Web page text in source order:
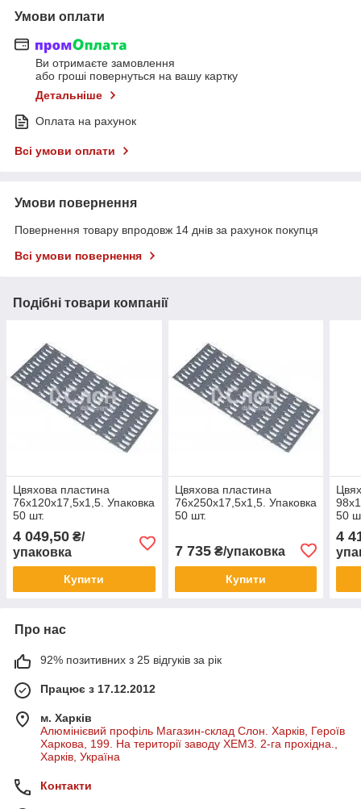
Умови оплати
Ви отримаєте замовлення
або гроші повернуться на вашу картку
Детальніше
Оплата на рахунок
Всі умови оплати
Умови повернення
Повернення товару впродовж 14 днів за рахунок покупця
Всі умови повернення
Подібні товари компанії
Цвяхова пластина
76х120х17,5х1,5. Упаковка
50 шт.
4 049,50 ₴/
упаковка
Купити
Цвяхова пластина
76х250х17,5х1,5. Упаковка
50 шт.
7 735₴/упаковка
Купити
50
4
Про нас
92% позитивних з 25 відгуків за рік
Працює з 17.12.2012
м. Харків
Алюмінієвий профіль Магазин-склад Слон. Харків, Героїв
Харкова, 199. На території заводу ХЕМЗ. 2-га прохідна.,
Харків, Україна
Контакти